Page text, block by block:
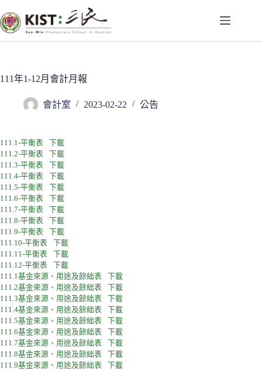
至
主
容
111年1-12月會計月報
會計室 2023-02-22 公告
111.1-平衡表
下載
111.2-平衡表
下載
111.3-平衡表
下載
111.4-平衡表
下載
111.5-平衡表
下載
111.6-平衡表
下載
111.7-平衡表
下載
111.8-平衡表
下載
111.9-平衡表
下載
111.10-平衡表
下載
111.11-平衡表
下載
111.12-平衡表
下載
111.1基金來源、用途及餘絀表
下載
111.2基金來源、用途及餘絀表
下載
111.3基金來源、用途及餘絀表
下載
111.4基金來源、用途及餘絀表
下載
111.5基金來源、用途及餘絀表
下載
111.6基金來源、用途及餘絀表
下載
111.7基金來源、用途及餘絀表
下載
111.8基金來源、用途及餘絀表
下載
111.9基金來源、用途及餘絀表
下載